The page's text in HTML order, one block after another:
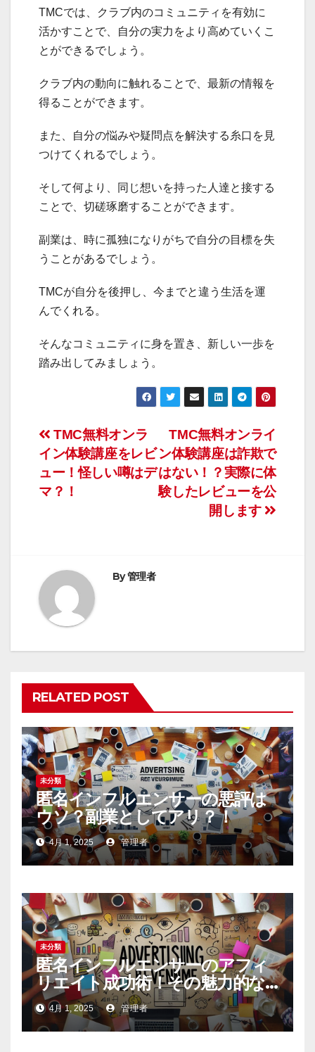
TMCでは、クラブ内のコミュニティを有効に
活かすことで、自分の実力をより高めていくこ
とができるでしょう。
クラブ内の動向に触れることで、最新の情報を
得ることができます。
また、自分の悩みや疑問点を解決する糸口を見
つけてくれるでしょう。
そして何より、同じ想いを持った人達と接する
ことで、切磋琢磨することができます。
副業は、時に孤独になりがちで自分の目標を失
うことがあるでしょう。
TMCが自分を後押し、今までと違う生活を運
んでくれる。
そんなコミュニティに身を置き、新しい一歩を
踏み出してみましょう。
投
稿
ナ
ー
シ
TMC無料オンライ
ン体験講座は詐欺で
はない！？実際に体
験したレビューを公
開します
TMC無料オンラ
イン体験講座をレビ
ュー！怪しい噂はデ
マ？！
By管理者
RELATED POST
未分類
匿名インフルエンサーの悪評は
ウソ？副業としてアリ？！
4月 1, 2025 管理者
未分類
匿名インフルエンサーのアフィ
リエイト成功術！その魅力的な
内容の作り方とは
4月 1, 2025 管理者